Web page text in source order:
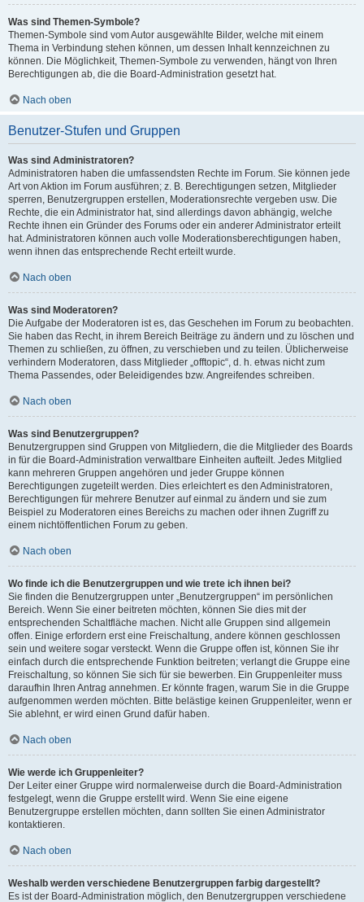
Was sind Themen-Symbole?
Themen-Symbole sind vom Autor ausgewählte Bilder, welche mit einem
Thema in Verbindung stehen können, um dessen Inhalt kennzeichnen zu
können. Die Möglichkeit, Themen-Symbole zu verwenden, hängt von Ihren
Berechtigungen ab, die die Board-Administration gesetzt hat.
Nach oben
Benutzer-Stufen und Gruppen
Was sind Administratoren?
Administratoren haben die umfassendsten Rechte im Forum. Sie können jede
Art von Aktion im Forum ausführen; z. B. Berechtigungen setzen, Mitglieder
sperren, Benutzergruppen erstellen, Moderationsrechte vergeben usw. Die
Rechte, die ein Administrator hat, sind allerdings davon abhängig, welche
Rechte ihnen ein Gründer des Forums oder ein anderer Administrator erteilt
hat. Administratoren können auch volle Moderationsberechtigungen haben,
wenn ihnen das entsprechende Recht erteilt wurde.
Nach oben
Was sind Moderatoren?
Die Aufgabe der Moderatoren ist es, das Geschehen im Forum zu beobachten.
Sie haben das Recht, in ihrem Bereich Beiträge zu ändern und zu löschen und
Themen zu schließen, zu öffnen, zu verschieben und zu teilen. Üblicherweise
verhindern Moderatoren, dass Mitglieder „offtopic“, d. h. etwas nicht zum
Thema Passendes, oder Beleidigendes bzw. Angreifendes schreiben.
Nach oben
Was sind Benutzergruppen?
Benutzergruppen sind Gruppen von Mitgliedern, die die Mitglieder des Boards
in für die Board-Administration verwaltbare Einheiten aufteilt. Jedes Mitglied
kann mehreren Gruppen angehören und jeder Gruppe können
Berechtigungen zugeteilt werden. Dies erleichtert es den Administratoren,
Berechtigungen für mehrere Benutzer auf einmal zu ändern und sie zum
Beispiel zu Moderatoren eines Bereichs zu machen oder ihnen Zugriff zu
einem nichtöffentlichen Forum zu geben.
Nach oben
Wo finde ich die Benutzergruppen und wie trete ich ihnen bei?
Sie finden die Benutzergruppen unter „Benutzergruppen“ im persönlichen
Bereich. Wenn Sie einer beitreten möchten, können Sie dies mit der
entsprechenden Schaltfläche machen. Nicht alle Gruppen sind allgemein
offen. Einige erfordern erst eine Freischaltung, andere können geschlossen
sein und weitere sogar versteckt. Wenn die Gruppe offen ist, können Sie ihr
einfach durch die entsprechende Funktion beitreten; verlangt die Gruppe eine
Freischaltung, so können Sie sich für sie bewerben. Ein Gruppenleiter muss
daraufhin Ihren Antrag annehmen. Er könnte fragen, warum Sie in die Gruppe
aufgenommen werden möchten. Bitte belästige keinen Gruppenleiter, wenn er
Sie ablehnt, er wird einen Grund dafür haben.
Nach oben
Wie werde ich Gruppenleiter?
Der Leiter einer Gruppe wird normalerweise durch die Board-Administration
festgelegt, wenn die Gruppe erstellt wird. Wenn Sie eine eigene
Benutzergruppe erstellen möchten, dann sollten Sie einen Administrator
kontaktieren.
Nach oben
Weshalb werden verschiedene Benutzergruppen farbig dargestellt?
Es ist der Board-Administration möglich, den Benutzergruppen verschiedene